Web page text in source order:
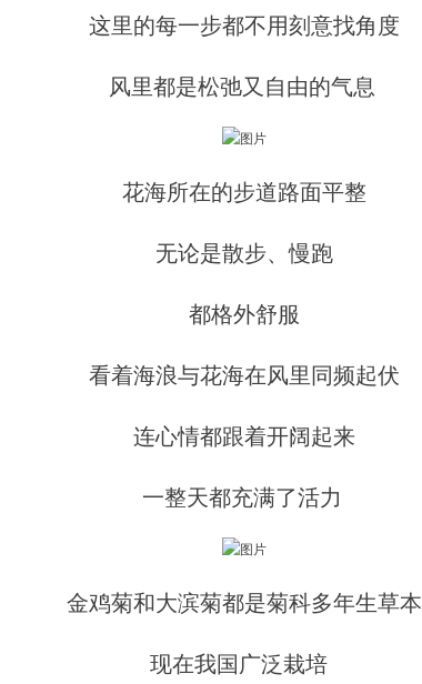
这里的每一步都不用刻意找角度
风里都是松弛又自由的气息
花海所在的步道路面平整
无论是散步、慢跑
都格外舒服
看着海浪与花海在风里同频起伏
连心情都跟着开阔起来
一整天都充满了活力
金鸡菊和大滨菊都是菊科多年生草本
现在我国广泛栽培